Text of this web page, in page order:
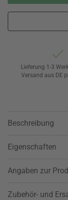
Lieferung 1-3
Versand aus DE
Beschreibung
Eigenschaften
Angaben zur
Zubehör- und